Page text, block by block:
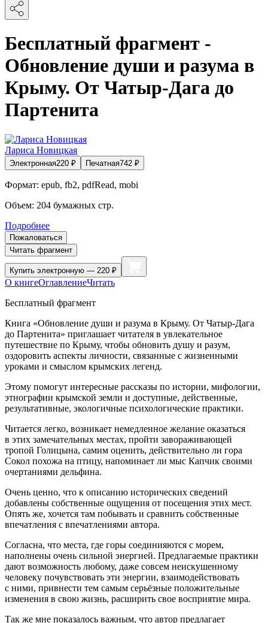
Бесплатный фрагмент -
Обновление души и разума в
Крыму. От Чатыр-Дага до
Партенита
Лариса Новицкая
Электронная220 ₽ Печатная742 ₽
Формат: epub, fb2, pdfRead, mobi
Объем: 204 бумажных стр.
Подробнее
Пожаловаться
Читать фрагмент
Купить электронную — 220 ₽
О книгеОглавлениеЧитать
Бесплатный фрагмент
Книга «Обновление души и разума в Крыму. От Чатыр-Дага
до Партенита» приглашает читателя в увлекательное
путешествие по Крыму, чтобы обновить душу и разум,
оздоровить аспекты личности, связанные с жизненными
уроками и смыслом крымских легенд.
Этому помогут интересные рассказы по истории, мифологии,
этнографии крымской земли и доступные, действенные,
результативные, экологичные психологические практики.
Читается легко, возникает немедленное желание оказаться
в этих замечательных местах, пройти завораживающей
тропой Голицына, самим оценить, действительно ли гора
Сокол похожа на птицу, напоминает ли мыс Капчик своими
очертаниями дельфина.
Очень ценно, что к описанию исторических сведений
добавлены собственные ощущения от посещения этих мест.
Опять же, хочется там побывать и сравнить собственные
впечатления с впечатлениями автора.
Согласна, что места, где горы соединияются с морем,
наполнены очень сильной энергией. Предлагаемые практики
дают возможность любому, даже совсем неискушенному
человеку почувствовать эти энергии, взаимодействовать
с ними, привнести тем самым серьёзные положительные
изменения в свою жизнь, расширить свое восприятие мира.
Так же мне показалось важным, что автор предлагает